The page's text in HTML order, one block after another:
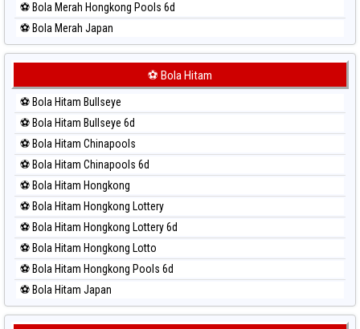
⚽ Bola Merah Hongkong Pools 6d
⚽ Bola Merah Japan
⚽ Bola Merah Japan 6d
⚽ Bola Merah Kuda Lari
⚽ Bola Merah Magnum Cambodia
⚽ Bola Merah Nagoya
⚽ Bola Merah North Carolina Day
⚽ Bola Merah Pcso
⚽ Bola Merah Sao Paulo
⚽ Bola Merah Singapore
⚽ Bola Merah Sydney
⚽ Bola Merah Sydney Lottery
⚽ Bola Merah Sydney Lottery 6d
⚽ Bola Merah Sydney Lotto
⚽ Bola Hitam
⚽ Bola Hitam Bullseye
⚽ Bola Hitam Bullseye 6d
⚽ Bola Hitam Chinapools
⚽ Bola Hitam Chinapools 6d
⚽ Bola Hitam Hongkong
⚽ Bola Hitam Hongkong Lottery
⚽ Bola Hitam Hongkong Lottery 6d
⚽ Bola Hitam Hongkong Lotto
⚽ Bola Hitam Hongkong Pools 6d
⚽ Bola Hitam Japan
⚽ Bola Hitam Japan 6d